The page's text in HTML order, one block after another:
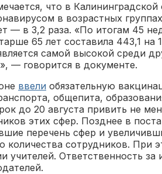
что в
в возрастных
— в 3,2 раза. «По итогам 45
65 лет составила 443,1 на
самой высокой среди
— говорится в документе.
ввели обязательную
общепита,
до 20 августа привить не
этих сфер. Позднее в
перечень сфер и
количества сотрудников. При
учителей. Ответственность за